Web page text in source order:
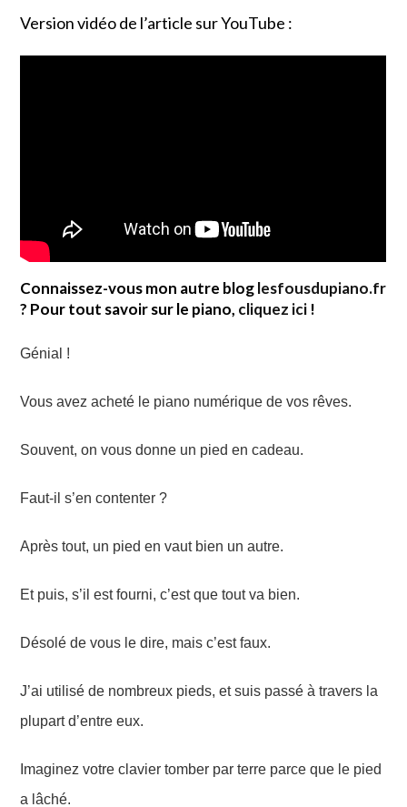
Version vidéo de l’article sur YouTube :
Connaissez-vous mon autre bloglesfousdupiano.fr
? Pour tout savoir sur le piano, cliquez ici !
Génial !
Vous avez acheté le piano numérique de vos rêves.
Souvent, on vous donne un pied en cadeau.
Faut-il s’en contenter ?
Après tout, un pied en vaut bien un autre.
Et puis, s’il est fourni, c’est que tout va bien.
Désolé de vous le dire, mais c’est faux.
J’ai utilisé de nombreux pieds, et suis passé à travers la
plupart d’entre eux.
Imaginez votre clavier tomber par terre parce que le pied
a lâché.